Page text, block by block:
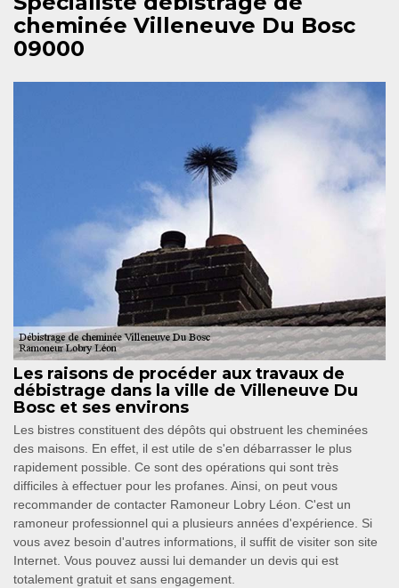
cheminée Villeneuve Du Bosc
09000
Les raisons de procéder aux travaux de
débistrage dans la ville de Villeneuve Du
Bosc et ses environs
Les bistres constituent des dépôts qui obstruent les cheminées
des maisons. En effet, il est utile de s'en débarrasser le plus
rapidement possible. Ce sont des opérations qui sont très
difficiles à effectuer pour les profanes. Ainsi, on peut vous
recommander de contacter Ramoneur Lobry Léon. C'est un
ramoneur professionnel qui a plusieurs années d'expérience. Si
vous avez besoin d'autres informations, il suffit de visiter son site
Internet. Vous pouvez aussi lui demander un devis qui est
totalement gratuit et sans engagement.